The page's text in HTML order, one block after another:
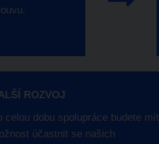
ROZVOJ
celou dobu spolupráce budete mít
účastnit se našich